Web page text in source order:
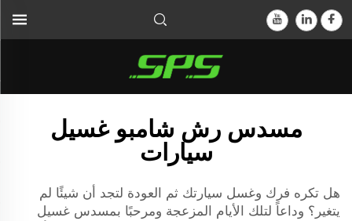
مسدس رش شامبو غسيل
سيارات
هل تكره فرك وغسل سيارتك ثم العودة لتجد أن شيئًا لم
يتغير؟ وداعاً لتلك الأيام المزعجة ومرحبًا بمسدس غسيل